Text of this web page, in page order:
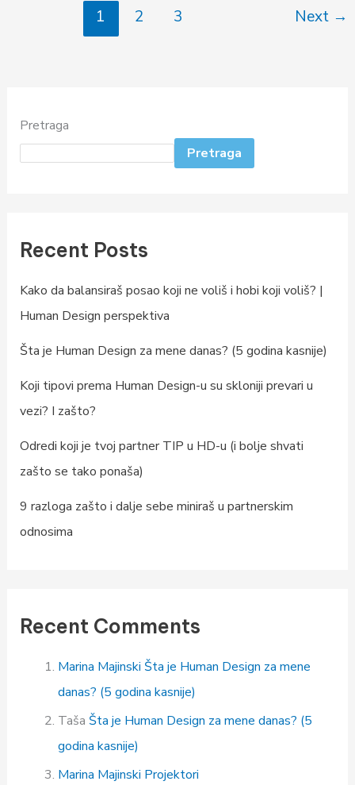
1 2 3 Next →
Pretraga
Pretraga
Recent Posts
Kako da balansiraš posao koji ne voliš i hobi koji voliš? |
Human Design perspektiva
Šta je Human Design za mene danas? (5 godina kasnije)
Koji tipovi prema Human Design-u su skloniji prevari u
vezi? I zašto?
Odredi koji je tvoj partner TIP u HD-u (i bolje shvati
zašto se tako ponaša)
9 razloga zašto i dalje sebe miniraš u partnerskim
odnosima
Recent Comments
Marina Majinski Šta je Human Design za mene
danas? (5 godina kasnije)
Taša Šta je Human Design za mene danas? (5
godina kasnije)
Marina Majinski Projektori